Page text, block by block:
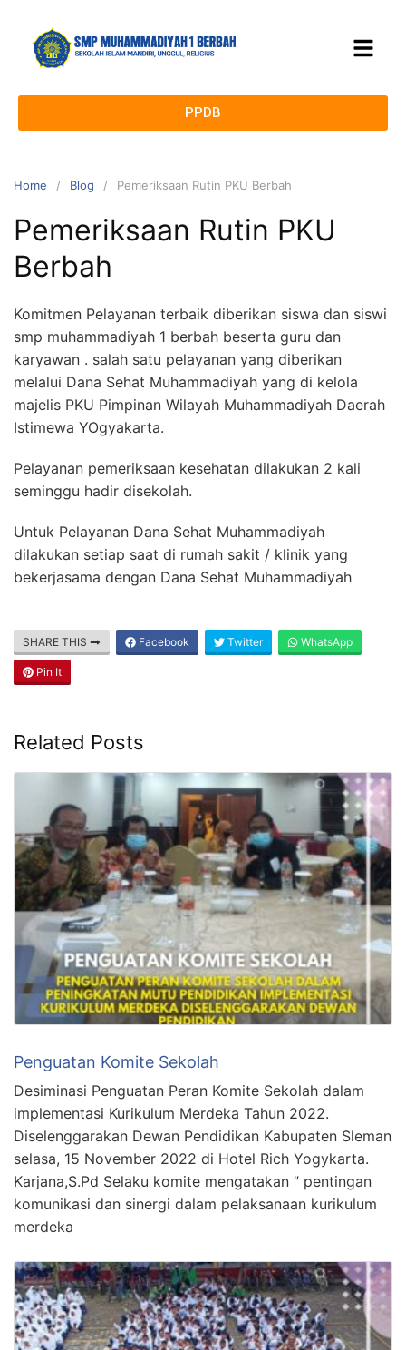
PPDB
Home Blog Pemeriksaan Rutin PKU Berbah
Pemeriksaan Rutin PKU
Berbah
Komitmen Pelayanan terbaik diberikan siswa dan siswi
smp muhammadiyah 1 berbah beserta guru dan
karyawan . salah satu pelayanan yang diberikan
melalui Dana Sehat Muhammadiyah yang di kelola
majelis PKU Pimpinan Wilayah Muhammadiyah Daerah
Istimewa YOgyakarta.
Pelayanan pemeriksaan kesehatan dilakukan 2 kali
seminggu hadir disekolah.
Untuk Pelayanan Dana Sehat Muhammadiyah
dilakukan setiap saat di rumah sakit / klinik yang
bekerjasama dengan Dana Sehat Muhammadiyah
SHARE THIS Facebook Twitter WhatsApp
Pin It
Related Posts
Penguatan Komite Sekolah
Desiminasi Penguatan Peran Komite Sekolah dalam
implementasi Kurikulum Merdeka Tahun 2022.
Diselenggarakan Dewan Pendidikan Kabupaten Sleman
selasa, 15 November 2022 di Hotel Rich Yogykarta.
Karjana,S.Pd Selaku komite mengatakan ” pentingan
komunikasi dan sinergi dalam pelaksanaan kurikulum
merdeka